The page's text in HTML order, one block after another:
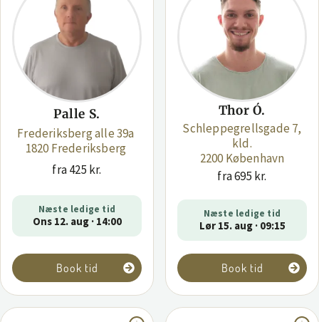
Palle S.
Frederiksberg alle 39a
1820 Frederiksberg
fra 425 kr.
Næste ledige tid
Ons 12. aug · 14:00
Book tid
Thor Ó.
Schleppegrellsgade 7,
kld.
2200 København
fra 695 kr.
Næste ledige tid
Lør 15. aug · 09:15
Book tid